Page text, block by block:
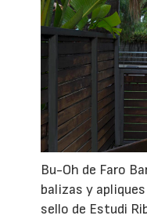
Bu-Oh de Faro
balizas y
sello de Estudi